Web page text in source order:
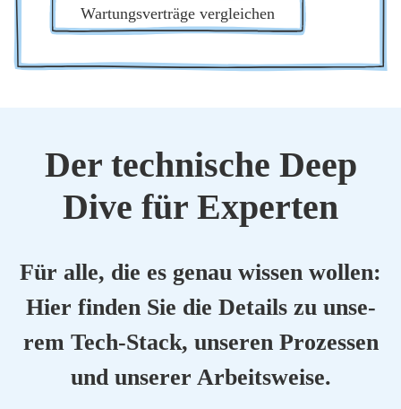
War­tungs­ver­trä­ge ver­glei­chen
Der tech­ni­sche Deep
Dive für Exper­ten
Für alle, die es genau wis­sen wol­len:
Hier fin­den Sie die Details zu unse­
rem Tech-Stack, unse­ren Pro­zes­sen
und unse­rer Arbeits­wei­se.